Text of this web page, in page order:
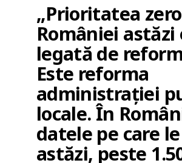
„Prioritatea
României astăzi
legată de
Este reforma
administrației
locale. În
datele pe care
astăzi, peste